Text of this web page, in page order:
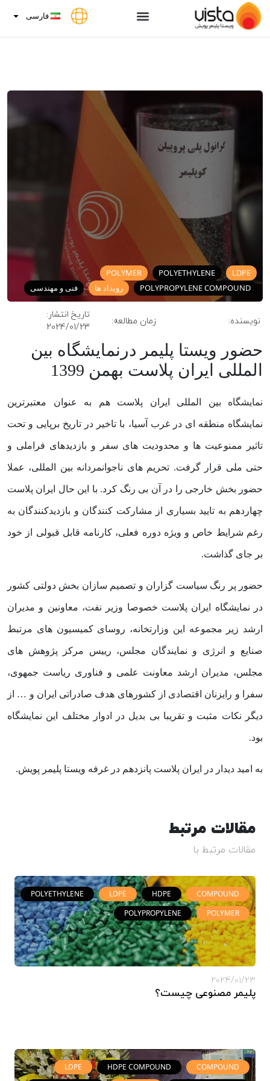
فارسی
LDPE
POLYETHYLENE
POLYMER
POLYPROPYLENE COMPOUND
رویداد ها فنی و مهندسیاشتراک گذاری
نویسنده: زمان مطالعه:
تاریخ انتشار:
2024/01/23
حضور ویستا پلیمر درنمایشگاه بین
المللی ایران پلاست بهمن 1399
نمایشگاه بین المللی ایران پلاست هم به عنوان معتبرترین
نمایشگاه منطقه ای در غرب آسیا، با تاخیر در تاریخ برپایی و تحت
تاثیر ممنوعیت ها و محدودیت های سفر و بازدیدهای فراملی و
حتی ملی قرار گرفت. تحریم های ناجوانمردانه بین المللی، عملا
حضور بخش خارجی را در آن بی رنگ کرد. با این حال ایران پلاست
چهاردهم به تایید بسیاری از مشارکت کنندگان و بازدیدکنندگان به
رغم شرایط خاص و ویژه دوره فعلی، کارنامه قابل قبولی از خود
بر جای گذاشت.
حضور پر رنگ سیاست گزاران و تصمیم سازان بخش دولتی کشور
در نمایشگاه ایران پلاست خصوصا وزیر نفت، معاونین و مدیران
ارشد زیر مجموعه این وزارتخانه، روسای کمیسیون های مرتبط
صنایع و انرژی و نمایندگان مجلس، رییس مرکز پژوهش های
مجلس، مدیران ارشد معاونت علمی و فناوری ریاست جمهوی،
سفرا و رایزنان اقتصادی از کشورهای هدف صادراتی ایران و … از
دیگر نکات مثبت و تقریبا بی بدیل در ادوار مختلف این نمایشگاه
بود.
به امید دیدار در ایران پلاست پانزدهم در غرفه ویستا پلیمر پویش.
مقالات مرتبط
مقالات مرتبط با
COMPOUND
HDPE
LDPE
POLYETHYLENE
POLYMER
POLYPROPYLENE
2024/01/23
پلیمر مصنوعی چیست؟
COMPOUND
HDPE COMPOUND
LDPE